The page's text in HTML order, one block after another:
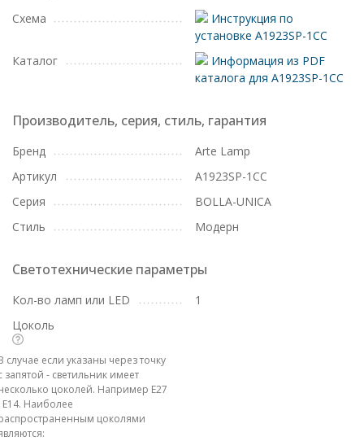
Схема
Инструкция по
установке A1923SP-1CC
Каталог
Информация из PDF
каталога для A1923SP-1CC
Производитель, серия, стиль, гарантия
Бренд
Arte Lamp
Артикул
A1923SP-1CC
Серия
BOLLA-UNICA
Стиль
Модерн
Светотехнические параметры
Кол-во ламп или LED
1
Цоколь
случае если указаны через точку
запятой - светильник имеет
цоколей. Например E27
E14. Наиболее
цоколями